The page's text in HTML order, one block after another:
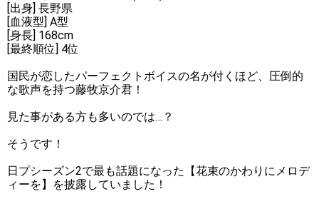
[出身] 長野県
[血液型] A型
[身長] 168cm
[最終順位] 4位
国民が恋したパーフェクトボイスの名が付くほど、圧倒的
な歌声を持つ藤牧京介君！
見た事がある方も多いのでは…？
そうです！
日プシーズン2で最も話題になった【花束のかわりにメロデ
ィーを】を披露していました！